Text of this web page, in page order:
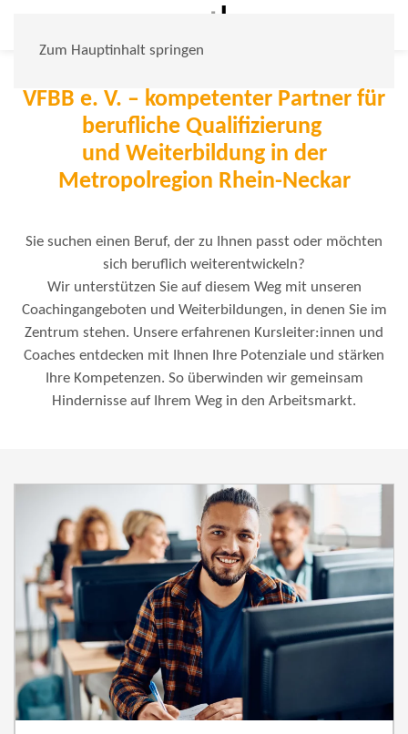
Zum Hauptinhalt springen
Starten Sie mit uns durch in
Ausbildung
VFBB e. V. – kompetenter Partner für
berufliche Qualifizierung
und Weiterbildung in der
Metropolregion Rhein-Neckar
Sie suchen einen Beruf, der zu Ihnen passt oder möchten
sich beruflich weiterentwickeln?
Wir unterstützen Sie auf diesem Weg mit unseren
Coachingangeboten und Weiterbildungen, in denen Sie im
Zentrum stehen. Unsere erfahrenen Kursleiter:innen und
Coaches entdecken mit Ihnen Ihre Potenziale und stärken
Ihre Kompetenzen. So überwinden wir gemeinsam
Hindernisse auf Ihrem Weg in den Arbeitsmarkt.